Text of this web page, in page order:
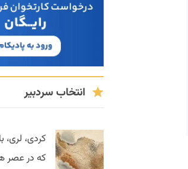
انتخاب سردبیر
کردی، لری،
که در عصر